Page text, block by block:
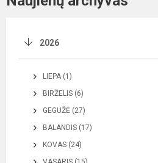
2026
LIEPA (1)
BIRŽELIS (6)
GEGUŽĖ (27)
BALANDIS (17)
KOVAS (24)